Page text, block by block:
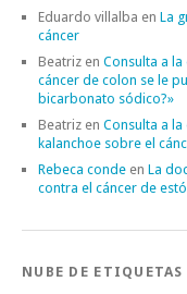
Eduardo villalba en La
cáncer
Beatriz en Consulta a
cáncer de colon se le
bicarbonato sódico?»
Beatriz en Consulta a
kalanchoe sobre el
Rebeca conde en La
contra el cáncer de
NUBE DE ETIQUETAS